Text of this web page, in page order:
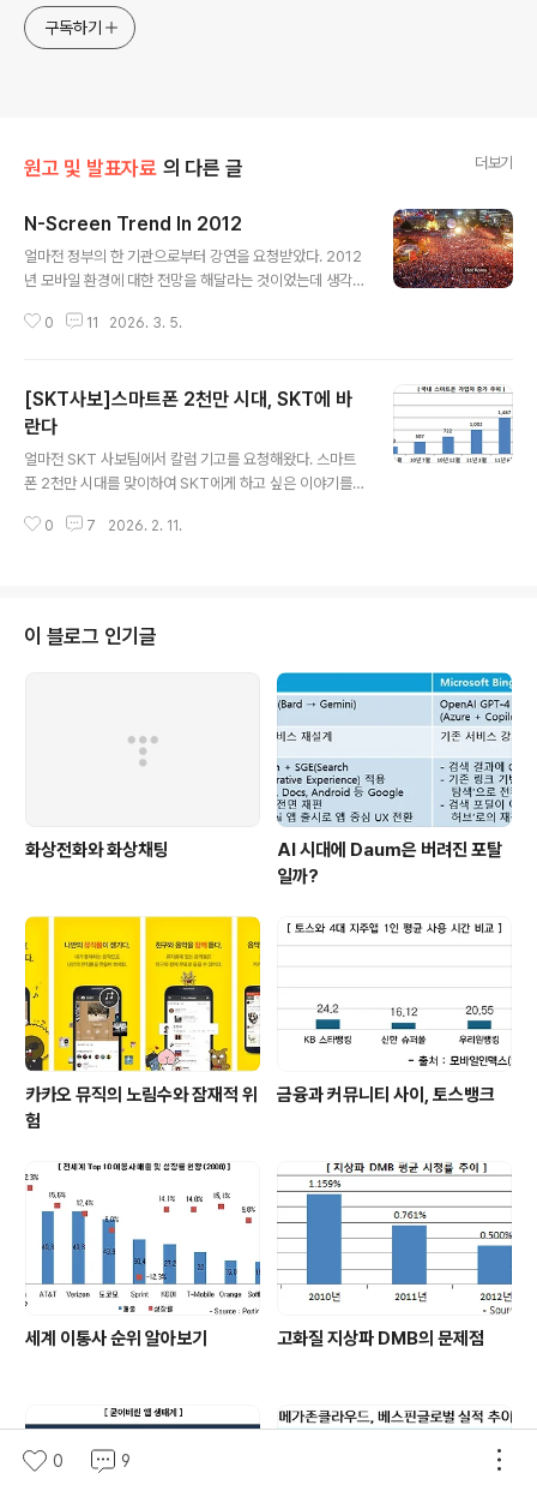
구독하기
원고 및 발표자료 의 다른 글 더보기
N-Screen Trend In 2012
얼마전 정부의 한 기관으로부터 강연을 요청받았다. 2012
년 모바일 환경에 대한 전망을 해달라는 것이었는데 생각
을 'N-Screen Trend In 2012'으로 정하고 평소에 생각
을 위해 내용을 남겨본다. 한국은 매우 열정적이면서 특별
한 시장이다. 시장규모가 작고 원천기술은 부족하며 규제
가 많아 새로운 기술을 적용하기에 알맞지 않다. 그럼에도
불구하고 세계적인 휴대폰 제조사인 삼성 전자와 LG 전자
가 있으며 웹서비스가 일찍부터 발달했다. 해외에서는 한
국을 오래전부터 '무선의 강국'으로 인지하고 있다.한국은
0 11 2026. 3. 5.
[SKT사보]스마트폰 2천만 시대, SKT에 바
란다
얼마전 SKT 사보팀에서 칼럼 기고를 요청해왔다. 스마트
폰 2천만 시대를 맞이하여 SKT에게 하고 싶은 이야기를
통해서 주장했던 Telco의 위기와 집중해야 할 것을 정리
끝내야 할지도 모른다. 2011년 10월, 코닥이 로펌을 고용
해 법정관리 신청을 검토하고 있다는 루머가 언론에 보도
되었다. 1997년 주당 97달러까지 올랐던 코닥의 주가는
당일 78센트까지 폭락하였다.1880년, 사업을 시작한 코
닥은 한때 전세계에서 14만명 정도의 종업원을 고용할 정
도로 성장했으나 필름 카메라..
0 7 2026. 2. 11.
이 블로그 인기글
화상전화와 화상채팅
AI 시대에 Daum은 버려진 포탈
일까?
카카오 뮤직의 노림수와 잠재적 위
험
금융과 커뮤니티 사이, 토스뱅크
세계 이통사 순위 알아보기 고화질 지상파 DMB의 문제점
0 9